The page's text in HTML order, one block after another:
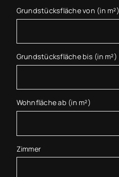
Grundstücksfläche von (in m²)
Grundstücksfläche bis (in m²)
Wohnfläche ab (in m²)
Zimmer